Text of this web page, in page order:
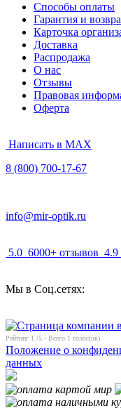
Способы оплаты
Гарантия и
Карточка
Доставка
Распродажа
О нас
Отзывы
Правовая
Оферта
Написать в MAX
8 (800) 700-17-67
info@mir-optik.ru
5.0 6000+ отзывов 4.9
Мы в Соц.сетях:
Рейтинг 1 /5 - Всего 1 голос(ов)
Положение о
данных